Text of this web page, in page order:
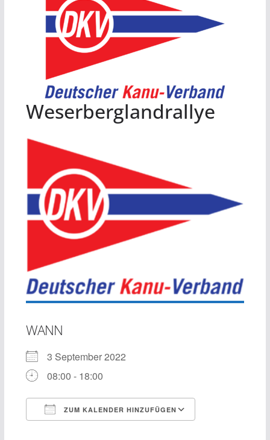
Weserberglandrallye
WANN
3 September 2022
08:00 - 18:00
ZUM KALENDER HINZUFÜGEN